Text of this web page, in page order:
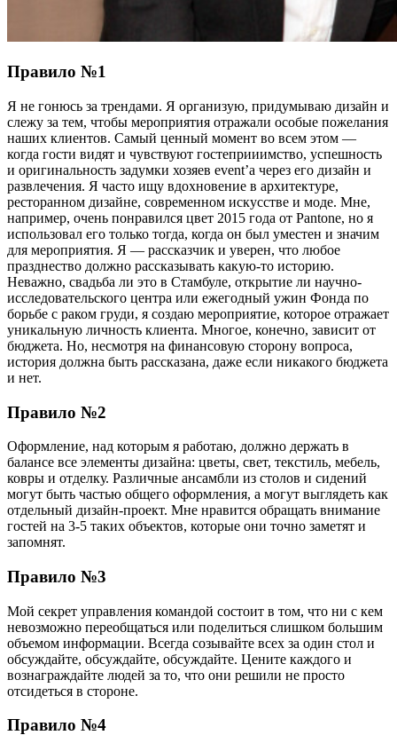
Правило №1
Я не гонюсь за трендами. Я организую, придумываю дизайн и
слежу за тем, чтобы мероприятия отражали особые пожелания
наших клиентов. Самый ценный момент во всем этом —
когда гости видят и чувствуют гостеприиимство, успешность
и оригинальность задумки хозяев event’а через его дизайн и
развлечения. Я часто ищу вдохновение в архитектуре,
ресторанном дизайне, современном искусстве и моде. Мне,
например, очень понравился цвет 2015 года от Pantone, но я
использовал его только тогда, когда он был уместен и значим
для мероприятия. Я — рассказчик и уверен, что любое
празднество должно рассказывать какую-то историю.
Неважно, свадьба ли это в Стамбуле, открытие ли научно-
исследовательского центра или ежегодный ужин Фонда по
борьбе с раком груди, я создаю мероприятие, которое отражает
уникальную личность клиента. Многое, конечно, зависит от
бюджета. Но, несмотря на финансовую сторону вопроса,
история должна быть рассказана, даже если никакого бюджета
и нет.
Правило №2
Оформление, над которым я работаю, должно держать в
балансе все элементы дизайна: цветы, свет, текстиль, мебель,
ковры и отделку. Различные ансамбли из столов и сидений
могут быть частью общего оформления, а могут выглядеть как
отдельный дизайн-проект. Мне нравится обращать внимание
гостей на 3-5 таких объектов, которые они точно заметят и
запомнят.
Правило №3
Мой секрет управления командой состоит в том, что ни с кем
невозможно переобщаться или поделиться слишком большим
объемом информации. Всегда созывайте всех за один стол и
обсуждайте, обсуждайте, обсуждайте. Цените каждого и
вознаграждайте людей за то, что они решили не просто
отсидеться в стороне.
Правило №4